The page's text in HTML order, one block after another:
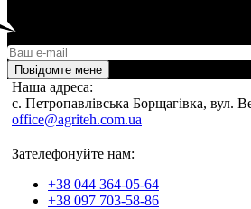
Повідомте мене
Наша адреса:
c. Петропавлівська Борщагівка, вул.
office@agriteh.com.ua
Зателефонуйте нам:
+38 044 364-05-64
+38 097 703-58-86